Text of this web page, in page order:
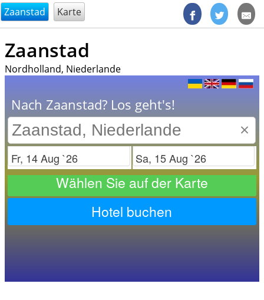
@endsectiom
Zaanstad Karte
Zaanstad
Nordholland, Niederlande
Nach Zaanstad? Los geht's!
×
Check in Check out
Wählen Sie auf der Karte
Hotel buchen